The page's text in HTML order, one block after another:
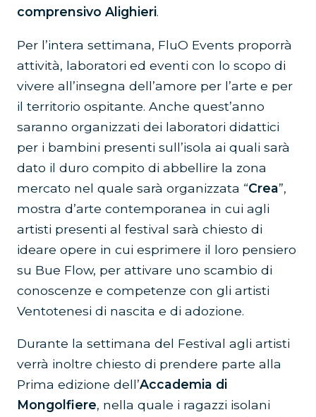
comprensivo Alighieri.
Per l’intera settimana, FluO Events proporrà
attività, laboratori ed eventi con lo scopo di
vivere all’insegna dell’amore per l’arte e per
il territorio ospitante. Anche quest’anno
saranno organizzati dei laboratori didattici
per i bambini presenti sull’isola ai quali sarà
dato il duro compito di abbellire la zona
mercato nel quale sarà organizzata “Crea”,
mostra d’arte contemporanea in cui agli
artisti presenti al festival sarà chiesto di
ideare opere in cui esprimere il loro pensiero
su Bue Flow, per attivare uno scambio di
conoscenze e competenze con gli artisti
Ventotenesi di nascita e di adozione.
Durante la settimana del Festival agli artisti
verrà inoltre chiesto di prendere parte alla
Prima edizione dell’Accademia di
Mongolfiere, nella quale i ragazzi isolani